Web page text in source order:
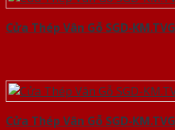
Cửa Thép Vân Gỗ SGD-
Cửa Thép Vân Gỗ SGD-